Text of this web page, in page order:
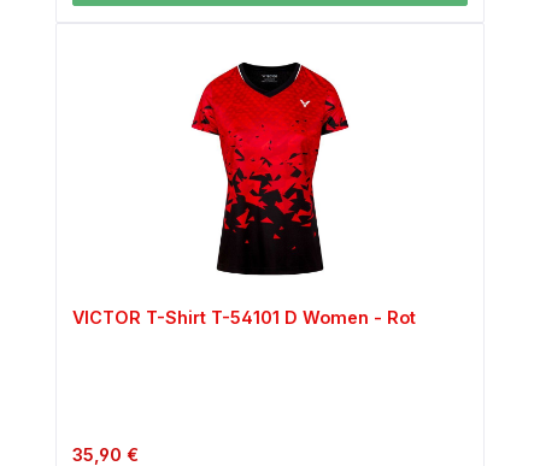
VICTOR T-Shirt T-54101 D Women - Rot
Regulärer Preis:
35,90 €